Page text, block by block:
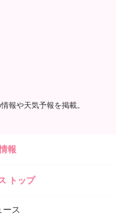
報や天気予報を掲載。
報
トップ
ース